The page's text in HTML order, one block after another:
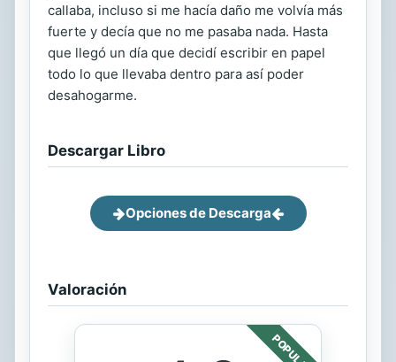
callaba, incluso si me hacía daño me volvía más
fuerte y decía que no me pasaba nada. Hasta
que llegó un día que decidí escribir en papel
todo lo que llevaba dentro para así poder
desahogarme.
Descargar Libro
Opciones de Descarga
Valoración